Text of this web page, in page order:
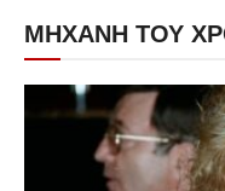
ΜΗΧΑΝΗ ΤΟΥ